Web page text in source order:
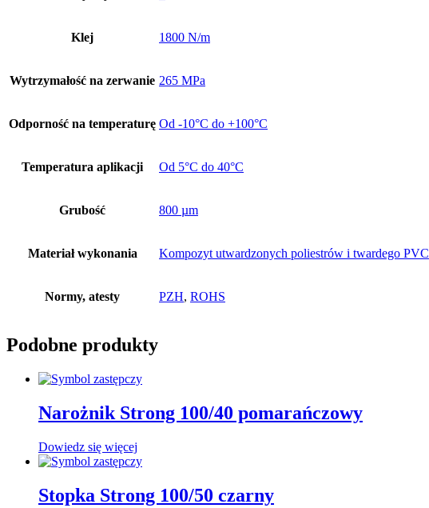
Klej 1800 N/m
Wytrzymałość na zerwanie 265 MPa
Odporność na temperaturę Od -10°C do +100°C
Temperatura aplikacji Od 5°C do 40°C
Grubość 800 µm
Materiał wykonania Kompozyt utwardzonych poliestrów i twardego PVC
Normy, atesty PZH, ROHS
Podobne produkty
Narożnik Strong 100/40 pomarańczowy
Dowiedz się więcej
Stopka Strong 100/50 czarny